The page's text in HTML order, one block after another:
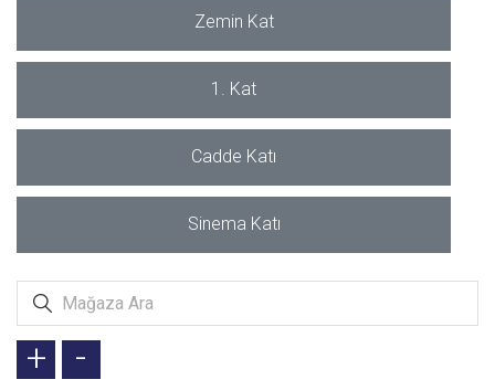
Zemin Kat
1. Kat
Cadde Katı
Sinema Katı
+ -